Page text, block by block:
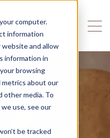
computer.
information
and allow
information in
browsing
metrics about our
other media. To
use, see our
be tracked